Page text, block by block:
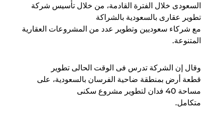
السعودى خلال الفترة القادمة، من خلال تأسيس شركة
تطوير عقارى بالسعودية بالشراكة
مع شركاء سعوديين وتطوير عدد من المشروعات العقارية
المتنوعة.
وقال إن الشركة تدرس فى الوقت الحالى تطوير
قطعة أرض بمنطقة ضاحية الفرسان بالسعودية، على
مساحة 40 فدان لتطوير مشروع سكنى
متكامل.